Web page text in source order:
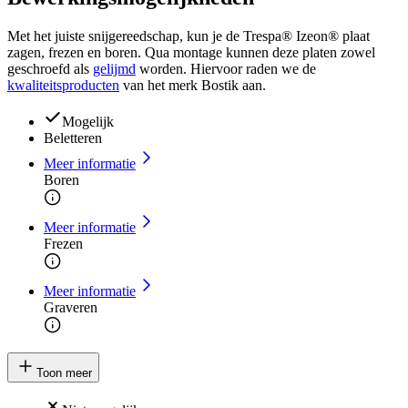
Met het juiste snijgereedschap, kun je de Trespa® Izeon® plaat
zagen, frezen en boren. Qua montage kunnen deze platen zowel
geschroefd als gelijmd worden. Hiervoor raden we de
kwaliteitsproducten van het merk Bostik aan.
Mogelijk
Beletteren
Meer informatie
Boren
Meer informatie
Frezen
Meer informatie
Graveren
Toon meer